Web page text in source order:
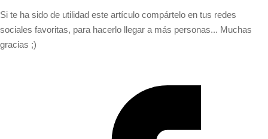
Si te ha sido de utilidad este artículo compártelo en tus redes
sociales favoritas, para hacerlo llegar a más personas... Muchas
gracias ;)